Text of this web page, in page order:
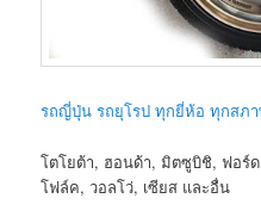
รถญี่ปุ่น รถยุโรป ทุกยี่ห้อ ทุกสภา
โตโยต้า, ฮอนด้า, มิตซูบิชิ, ฟอร์
โฟล์ค, วอลโว่, เซียส และอื่น